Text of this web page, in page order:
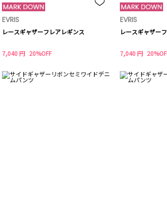
EVRIS
レースギャザーフレアレギンス
7,040 円 20%OFF
EVRIS
レースギャザー
7,040 円